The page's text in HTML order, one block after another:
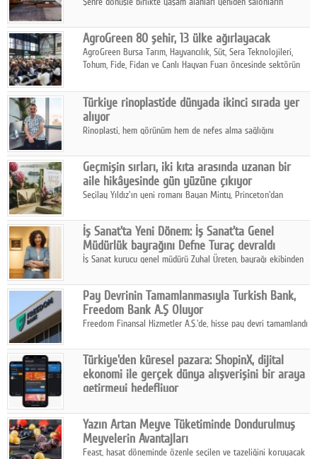
sonbaharın tasarım kodlarını açıklıyor.
AgroGreen 80 şehir, 13 ülke ağırlayacak
AgroGreen Bursa Tarım, Hayvancılık, Süt, Sera Teknolojileri,
Tohum, Fide, Fidan ve Canlı Hayvan Fuarı öncesinde sektörün
Türkiye rinoplastide dünyada ikinci sırada yer
alıyor
Rinoplasti, hem görünüm hem de nefes alma sağlığını
biri konumunda.
Geçmişin sırları, iki kıta arasında uzanan bir
aile hikâyesinde gün yüzüne çıkıyor
Seçilay Yıldız'ın yeni romanı Bayan Minty, Princeton'dan
katmanlı bir aile hikâyesi anlatıyor.
İş Sanat'ta Yeni Dönem: İş Sanat'ta Genel
Müdürlük bayrağını Defne Turaç devraldı
İş Sanat kurucu genel müdürü Zuhal Üreten, bayrağı ekibinden
Pay Devrinin Tamamlanmasıyla Turkish Bank,
Freedom Bank A.Ş Oluyor
Freedom Finansal Hizmetler A.Ş.'de, hisse pay devri tamamlandı
Turkish Bank'ın ticaret unvanının “Freedom Bank A.Ş.” olmasına
karar verildi.
Türkiye'den küresel pazara: ShopinX, dijital
ekonomi ile gerçek dünya alışverişini bir araya
getirmeyi hedefliyor
ekonomi ile gerçek dünya alışveriş deneyimi arasında köprü
kurmayı hedefleyen vizyonuyla uluslararası pazarlara açılıyor.
Yazın Artan Meyve Tüketiminde Dondurulmuş
Meyvelerin Avantajları
Feast, hasat döneminde özenle seçilen ve tazeliğini koruyacak